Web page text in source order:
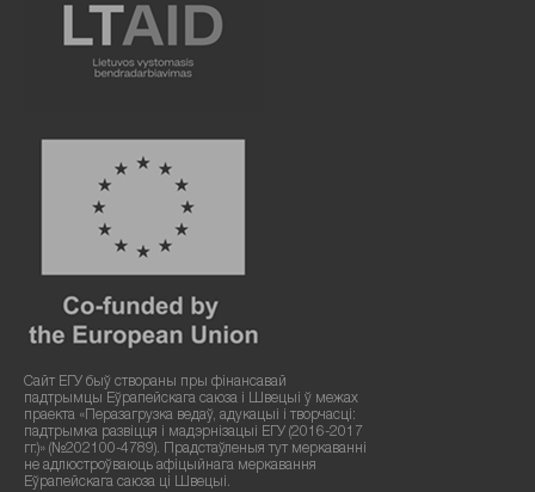
Сайт ЕГУ быў створаны пры фінансавай
падтрымцы Еўрапейскага саюза і Швецыі ў межах
праекта «Перазагрузка ведаў, адукацыі і творчасці:
падтрымка развіцця і мадэрнізацыі ЕГУ (2016-2017
гг.)» (№202100-4789). Прадстаўленыя тут меркаванні
не адлюстроўваюць афіцыйнага меркавання
Еўрапейскага саюза ці Швецыі.